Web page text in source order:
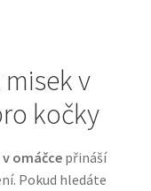
v
kočky
omáčcepřináší
Pokud hledáte